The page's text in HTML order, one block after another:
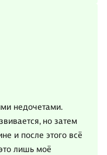
недочетами.
но затем
и после этого всё
лишь моё